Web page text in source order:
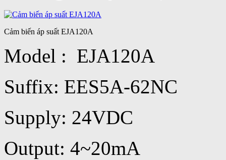
Cảm biến áp suất EJA120A
Model : EJA120A
Suffix: EES5A-62NC
Supply: 24VDC
Output: 4~20mA